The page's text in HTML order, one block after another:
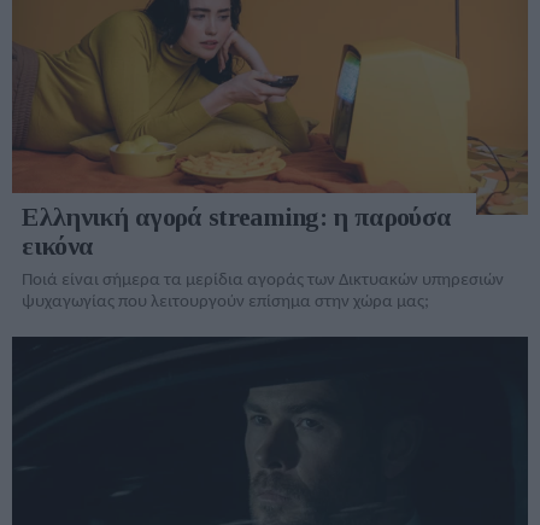
Ελληνική αγορά streaming: η παρούσα
εικόνα
Ποιά είναι σήμερα τα μερίδια αγοράς των Δικτυακών υπηρεσιών
ψυχαγωγίας που λειτουργούν επίσημα στην χώρα μας;